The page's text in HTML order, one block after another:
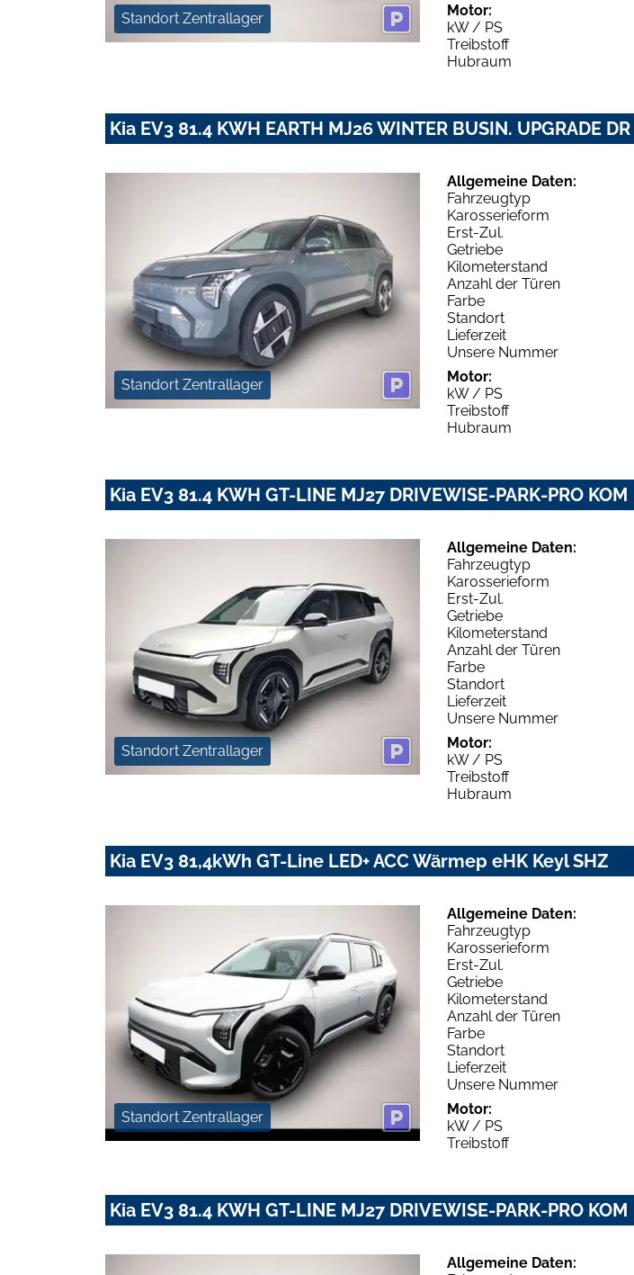
Standort Zentrallager
Motor:
kW / PS
Treibstoff
Hubraum
Kia EV3 81.4 KWH EARTH MJ26 WINTER BUSIN. UPGRADE DR
Standort Zentrallager
Allgemeine Daten:
Fahrzeugtyp
Karosserieform
Erst-Zul.
Getriebe
Kilometerstand
Anzahl der Türen
Farbe
Standort
Lieferzeit
Unsere Nummer
Motor:
kW / PS
Treibstoff
Hubraum
Kia EV3 81.4 KWH GT-LINE MJ27 DRIVEWISE-PARK-PRO KOM
Standort Zentrallager
Allgemeine Daten:
Fahrzeugtyp
Karosserieform
Erst-Zul.
Getriebe
Kilometerstand
Anzahl der Türen
Farbe
Standort
Lieferzeit
Unsere Nummer
Motor:
kW / PS
Treibstoff
Hubraum
Kia EV3 81,4kWh GT-Line LED+ ACC Wärmep eHK Keyl SHZ
Standort Zentrallager
Allgemeine Daten:
Fahrzeugtyp
Karosserieform
Erst-Zul.
Getriebe
Kilometerstand
Anzahl der Türen
Farbe
Standort
Lieferzeit
Unsere Nummer
Motor:
kW / PS
Treibstoff
Kia EV3 81.4 KWH GT-LINE MJ27 DRIVEWISE-PARK-PRO KOM
Allgemeine Daten: